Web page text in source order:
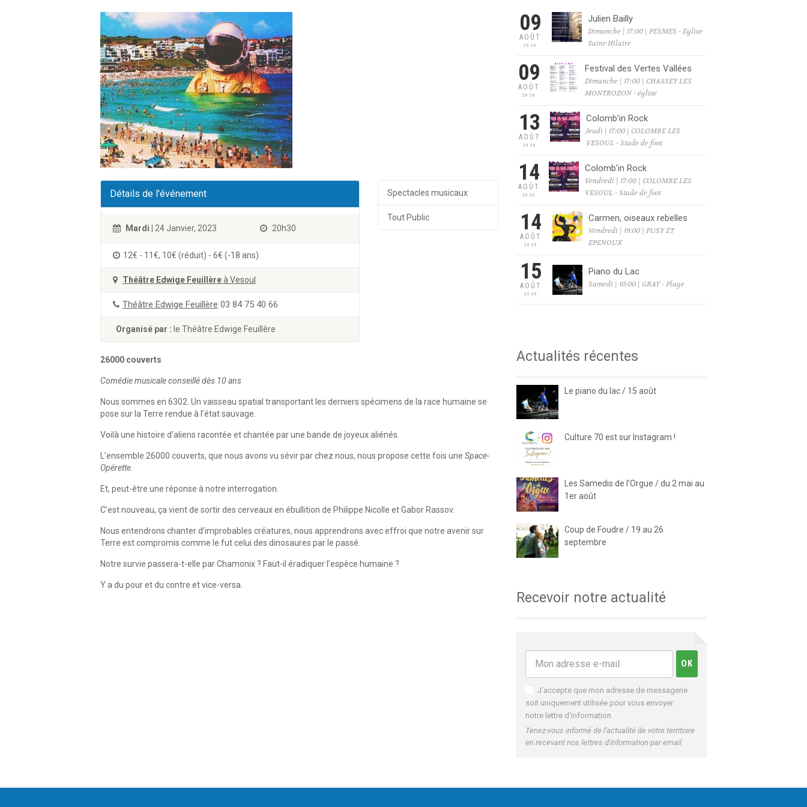
Détails de l'événement
Mardi | 24 Janvier, 2023 20h30
12€ - 11€, 10€ (réduit) - 6€ (-18 ans)
Théâtre Edwige Feuillèreà Vesoul
Théâtre Edwige Feuillère 03 84 75 40 66
Organisé par : le Théâtre Edwige Feuillère
Spectacles musicaux
Tout Public
26000 couverts
Comédie musicale conseillé dès 10 ans
Nous sommes en 6302. Un vaisseau spatial transportant les derniers spécimens de la race humaine se
pose sur la Terre rendue à l’état sauvage.
Voilà une histoire d’aliens racontée et chantée par une bande de joyeux aliénés.
L’ensemble 26000 couverts, que nous avons vu sévir par chez nous, nous propose cette fois une Space-
Opérette.
Et, peut-être une réponse à notre interrogation.
C’est nouveau, ça vient de sortir des cerveaux en ébullition de Philippe Nicolle et Gabor Rassov.
Nous entendrons chanter d’improbables créatures, nous apprendrons avec effroi que notre avenir sur
Terre est compromis comme le fut celui des dinosaures par le passé.
Notre survie passera-t-elle par Chamonix ? Faut-il éradiquer l’espèce humaine ?
Y a du pour et du contre et vice-versa.
09
AOÛT
2026
Julien Bailly
Dimanche | 17:00 | PESMES - Eglise
Saint-Hilaire
09
AOÛT
2026
Festival des Vertes Vallées
Dimanche | 17:00 | CHASSEY LES
MONTBOZON - église
13
AOÛT
2026
Colomb’in Rock
Jeudi | 17:00 | COLOMBE LES
VESOUL - Stade de foot
14
AOÛT
2026
Colomb’in Rock
Vendredi | 17:00 | COLOMBE LES
VESOUL - Stade de foot
14
AOÛT
2026
Carmen, oiseaux rebelles
Vendredi | 19:00 | PUSY ET
EPENOUX
15
AOÛT
2026
Piano du Lac
Samedi | 10:00 | GRAY - Plage
Actualités récentes
Le piano du lac / 15 août
Culture 70 est sur Instagram !
Les Samedis de l’Orgue / du 2 mai au
1er août
Coup de Foudre / 19 au 26
septembre
Recevoir notre actualité
J'accepte que mon adresse de messagerie
soit uniquement utilisée pour vous envoyer
notre lettre d'information
Tenez-vous informé de l'actualité de votre territoire
en recevant nos lettres d'information par email